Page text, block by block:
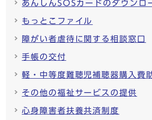
あんしんSOSカードのダウンロ
もっとこファイル
障がい者虐待に関する相談窓口
手帳の交付
軽・中等度難聴児補聴器購入費
その他の福祉サービスの提供
心身障害者扶養共済制度